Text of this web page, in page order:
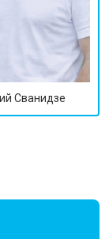
Сванидзе